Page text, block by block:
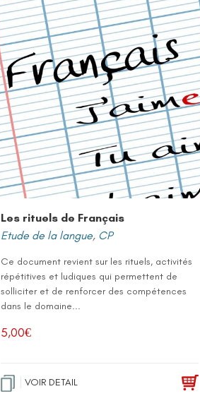
Les rituels de Français
Etude de la langue, CP
Ce document revient sur les rituels, activités
répétitives et ludiques qui permettent de
solliciter et de renforcer des compétences
dans le domaine...
5,00€
VOIR DETAIL